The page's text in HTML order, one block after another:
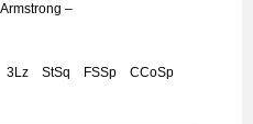
–
3Lz StSq FSSp CCoSp